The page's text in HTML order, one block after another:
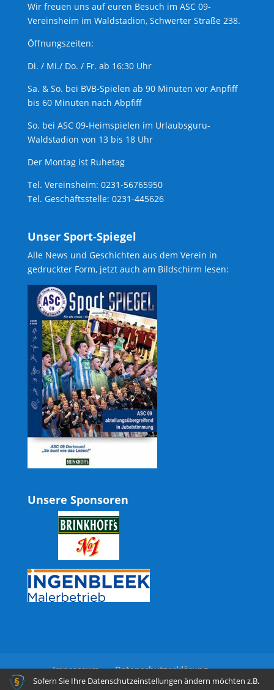
Wir freuen uns auf euren Besuch im ASC 09-
Vereinsheim im Waldstadion, Schwerter Straße 238.
Öffnungszeiten:
Di. / Mi./ Do. / Fr. ab 16:30 Uhr
Sa. & So. bei BVB-Spielen ab 90 Minuten vor Anpfiff
bis 60 Minuten nach Abpfiff
So. bei ASC 09-Heimspielen im Urlaubsguru-
Waldstadion von 13 bis 18 Uhr
Der Montag ist Ruhetag
Tel. Vereinsheim: 0231-56765950
Tel. Geschäftsstelle: 0231-445626
Unser Sport-Spiegel
Alle News und Geschichten aus dem Verein in
gedruckter Form, jetzt auch am Bildschirm lesen:
Unsere Sponsoren
Impressum Datenschutzerklärung
Sofern Sie Ihre Datenschutzeinstellungen ändern möchten z.B.